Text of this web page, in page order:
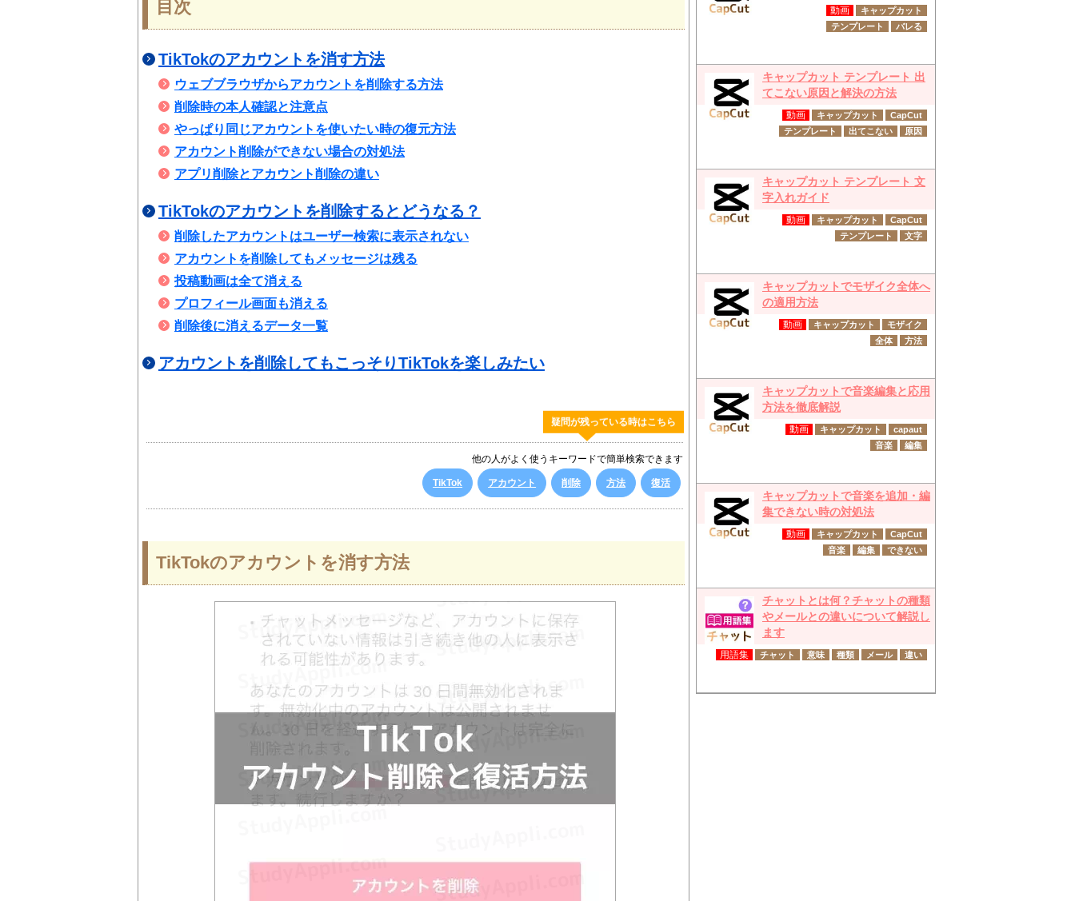
目次
TikTokのアカウントを消す方法
ウェブブラウザからアカウントを削除する方法
削除時の本人確認と注意点
やっぱり同じアカウントを使いたい時の復元方法
アカウント削除ができない場合の対処法
アプリ削除とアカウント削除の違い
TikTokのアカウントを削除するとどうなる？
削除したアカウントはユーザー検索に表示されない
アカウントを削除してもメッセージは残る
投稿動画は全て消える
プロフィール画面も消える
削除後に消えるデータ一覧
アカウントを削除してもこっそりTikTokを楽しみたい
疑問が残っている時はこちら
他の人がよく使うキーワードで簡単検索できます
TikTok アカウント 削除 方法 復活
TikTokのアカウントを消す方法
動画
キャップカット
テンプレート
バレる
キャップカット テンプレート 出
てこない原因と解決の方法
動画 キャップカット
CapCut
テンプレート
出てこない 原因
キャップカット テンプレート 文
字入れガイド
動画 キャップカット
CapCut
テンプレート
文字
キャップカットでモザイク全体へ
の適用方法
動画 キャップカット
モザイク
全体
方法
キャップカットで音楽編集と応用
方法を徹底解説
動画 キャップカット
capaut
音楽
編集
キャップカットで音楽を追加・編
集できない時の対処法
動画 キャップカット
CapCut
音楽
編集 できない
チャットとは何？チャットの種類
やメールとの違いについて解説し
ます
用語集 チャット 意味 種類 メール 違い